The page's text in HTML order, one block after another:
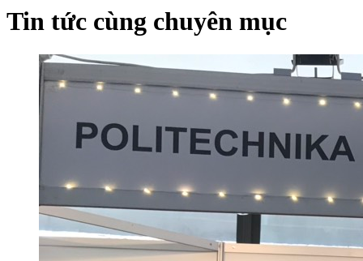
Tin tức cùng chuyên mục